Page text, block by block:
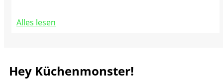
Alles lesen
Hey Küchenmonster!